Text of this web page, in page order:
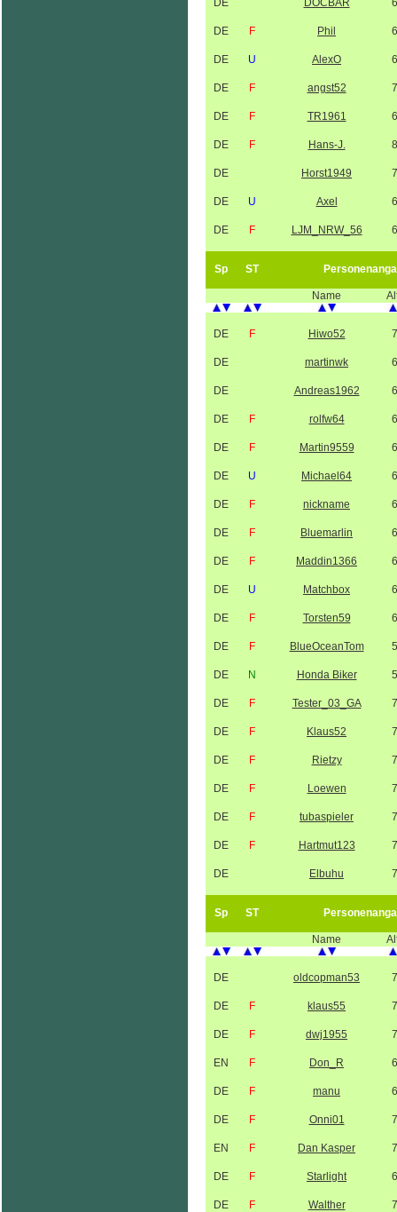
DE DOCBÄR
DE F Phil
DE U AlexO
DE F angst52
DE F TR1961
DE F Hans-J.
DE Horst1949
DE U Axel
DE F LJM_NRW_56
Sp ST
Name
DE F Hiwo52
DE martinwk
DE Andreas1962
DE F rolfw64
DE F Martin9559
DE U Michael64
DE F nickname
DE F Bluemarlin
DE F Maddin1366
DE U Matchbox
DE F Torsten59
DE F BlueOceanTom
DE N Honda Biker
DE F Tester_03_GA
DE F Klaus52
DE F Rietzy
DE F Loewen
DE F tubaspieler
DE F Hartmut123
DE Elbuhu
Sp ST
Name
DE oldcopman53
DE F klaus55
DE F dwj1955
EN F Don_R
DE F manu
DE F Onni01
EN F Dan Kasper
DE F Starlight
DE F Walther